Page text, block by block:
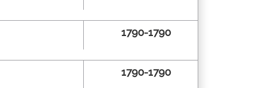
1790-1790
1790-1790